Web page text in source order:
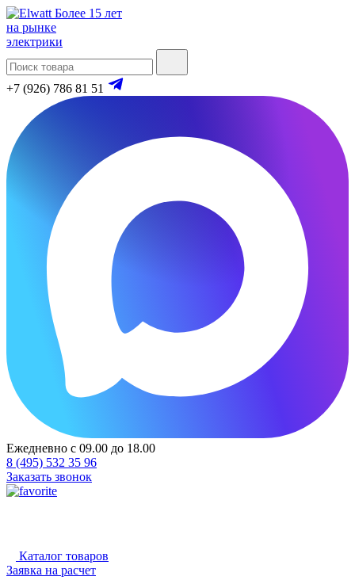
Более 15 лет
на рынке
электрики
+7 (926) 786 81 51
Ежедневно с 09.00 до 18.00
8 (495) 532 35 96
Заказать звонок
Каталог товаров
Заявка на расчет